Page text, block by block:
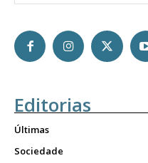
Editorias
Últimas
Sociedade